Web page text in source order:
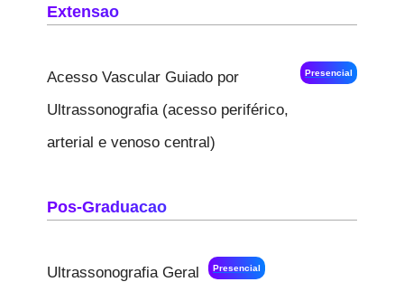
Extensao
Acesso Vascular Guiado por
Ultrassonografia (acesso periférico,
arterial e venoso central)
Presencial
Pos-Graduacao
Ultrassonografia Geral Presencial